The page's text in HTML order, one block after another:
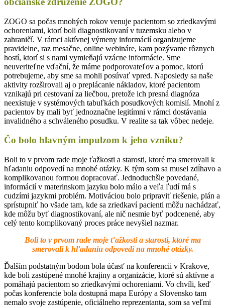
ZOGO sa počas mnohých rokov venuje pacientom so zriedkavými
ochoreniami, ktorí boli diagnostikovaní v tuzemsku alebo v
zahraničí. V rámci aktívnej výmeny informácií organizujeme
pravidelne, raz mesačne, online webináre, kam pozývame rôznych
hostí, ktorí si s nami vymieňajú vzácne informácie. Sme
neuveriteľne vďační, že máme podporovateľov a pomoc, ktorú
potrebujeme, aby sme sa mohli posúvať vpred. Naposledy sa naše
aktivity rozširovali aj o preplácanie nákladov, ktoré pacientom
vznikajú pri cestovaní za liečbou, pretože ich presná diagnóza
neexistuje v systémových tabuľkách posudkových komisií. Mnohí z
pacientov by mali byť jednoznačne legitímni v rámci dostávania
invalidného a schváleného posudku. V realite sa tak vôbec nedeje.
Čo bolo hlavným impulzom k jeho vzniku?
Boli to v prvom rade moje ťažkosti a starosti, ktoré ma smerovali k
hľadaniu odpovedí na mnohé otázky. K tým som sa musel zdĺhavo a
komplikovanou formou dopracovať. Jednoduchšie povedané,
informácií v materinskom jazyku bolo málo a veľa ľudí má s
cudzími jazykmi problém. Motiváciou bolo pripraviť riešenie, plán a
sprístupniť ho všade tam, kde sa zriedkaví pacienti môžu nachádzať,
kde môžu byť diagnostikovaní, ale nič nesmie byť podcenené, aby
celý tento komplikovaný proces práce nevyšiel nazmar.
Boli to v prvom rade moje ťažkosti a starosti, ktoré ma
smerovali k hľadaniu odpovedí na mnohé otázky.
Ďalším podstatným bodom bola účasť na konferencii v Krakove,
kde boli zastúpené mnohé krajiny a organizácie, ktoré sú aktívne a
pomáhajú pacientom so zriedkavými ochoreniami. Vo chvíli, keď
počas konferencie bola dostupná mapa Európy a Slovensko tam
nemalo svoje zastúpenie, oficiálneho reprezentanta, som sa veľmi